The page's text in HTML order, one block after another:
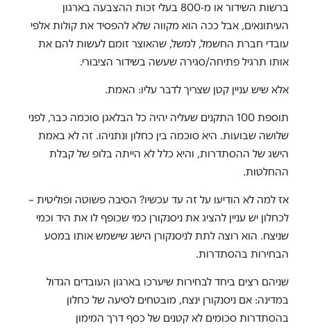
ברשות השידור או מ-800 בעלי זכות ההצבעה בארגון
העיתונאים, אבל ככה הוא מקווה שלא להפסיד את קולות אלפי
עובדי חברת החשמל, למשל, שהאוצר זומם לעשות להם את
אותו תרגיל פתיחה/סגירה שעשה בשידור הציבורי.
אלא שיש עניין קטן שצריך לדבר עליו: האמת.
תוספת 100 התקנים שעליה יהיה כל הבלאגן סוכמה כבר, לפני
שלושה שבועות. היא סוכמה בין כחלון ונתניהו. זה לא באמת
הישג של ההסתדרות, והיא כלל לא הייתה בלופ של קבלת
ההחלטות.
אז למה לא הודיעו על זה עד עכשיו? הסיבה פשוטה ופוליטית –
לכחלון יש עניין להציג את ניסנקורן כמי שכופף לו את היד וכמי
שניצח. הוא רוצה לתת לניסנקורן הישג שישמש אותו במסע
הבחירות בהסתדרות.
שניהם רצים ביחד לבחירות שיערכו בארגון העובדים הגדול
במדינה: אם ניסנקורן ינצח, מובטחים לסיעה של כחלון
בהסתדרות סכומים לא קטנים של כסף דרך המימון